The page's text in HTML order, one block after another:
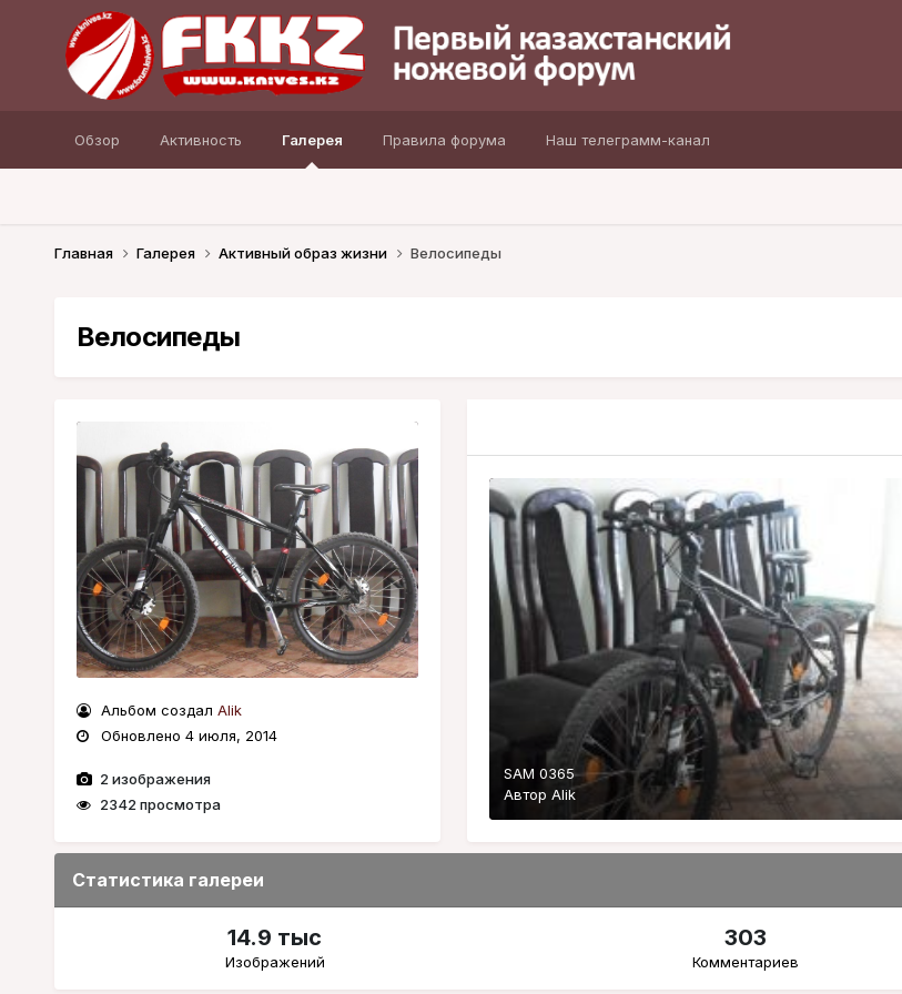
Обзор Активность Галерея Правила форума Наш телеграмм-канал
Главная Галерея Активный образ жизни Велосипеды
Велосипеды
Альбом создал Alik
Обновлено 4 июля, 2014
2 изображения
2342 просмотра
SAM 0365
Автор Alik
Статистика галереи
14.9 тыс
Изображений
303
Комментариев